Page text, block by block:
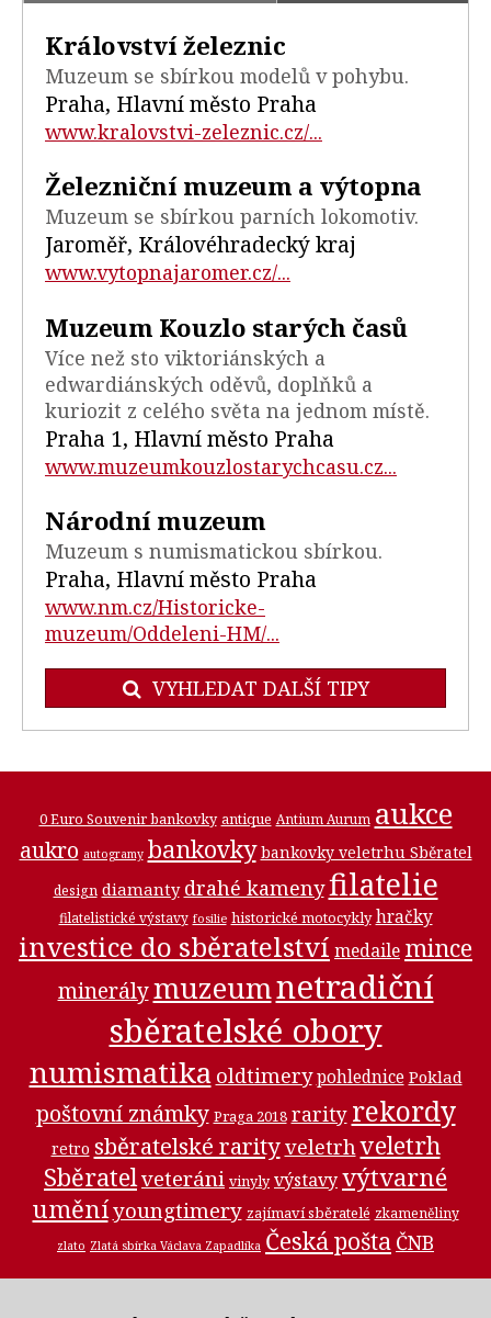
Království železnic
Muzeum se sbírkou modelů v pohybu.
Praha, Hlavní město Praha
www.kralovstvi-zeleznic.cz/...
Železniční muzeum a výtopna
Muzeum se sbírkou parních lokomotiv.
Jaroměř, Královéhradecký kraj
www.vytopnajaromer.cz/...
Muzeum Kouzlo starých časů
Více než sto viktoriánských a
edwardiánských oděvů, doplňků a
kuriozit z celého světa na jednom místě.
Praha 1, Hlavní město Praha
www.muzeumkouzlostarychcasu.cz...
Národní muzeum
Muzeum s numismatickou sbírkou.
Praha, Hlavní město Praha
www.nm.cz/Historicke-
muzeum/Oddeleni-HM/...
VYHLEDAT DALŠÍ TIPY
0 Euro Souvenir bankovky antique Antium Aurum aukce
aukro autogramy bankovky bankovky veletrhu Sběratel
design diamanty drahé kamenyfilatelie
filatelistické výstavy fosilie historické motocykly hračky
investice do sběratelství medaile mince
minerálymuzeumnetradiční
sběratelské obory
numismatika oldtimery pohlednice Poklad
poštovní známky Praga 2018 rarity rekordy
retro sběratelské rarityveletrhveletrh
Sběratelveteráni vinyly výstavyvýtvarné
uměníyoungtimery zajímaví sběratelé zkameněliny
zlato Zlatá sbírka Václava Zapadlíka Česká pošta ČNB